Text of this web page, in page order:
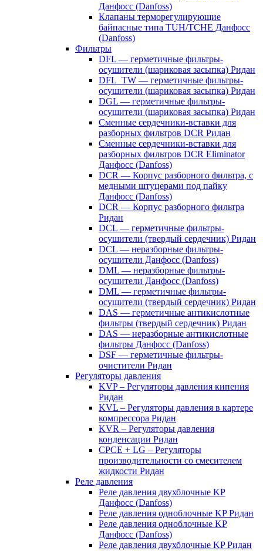
Данфосс (Danfoss)
Клапаны терморегулирующие
байпасные типа TUH/TCHE Данфосс
(Danfoss)
Фильтры
DFL — герметичные фильтры-
осушители (шариковая засыпка) Ридан
DFL_TW — герметичные фильтры-
осушители (шариковая засыпка) Ридан
DGL — герметичные фильтры-
осушители (шариковая засыпка) Ридан
Сменные сердечники-вставки для
разборных фильтров DCR Ридан
Сменные сердечники-вставки для
разборных фильтров DCR Eliminator
Данфосс (Danfoss)
DCR — Корпус разборного фильтра, с
медными штуцерами под пайку
Данфосс (Danfoss)
DCR — Корпус разборного фильтра
Ридан
DCL — герметичные фильтры-
осушители (твердый сердечник) Ридан
DCL — неразборные фильтры-
осушители Данфосс (Danfoss)
DML — неразборные фильтры-
осушители Данфосс (Danfoss)
DML — герметичные фильтры-
осушители (твердый сердечник) Ридан
DAS — герметичные антикислотные
фильтры (твердый сердечник) Ридан
DAS — неразборные антикислотные
фильтры Данфосс (Danfoss)
DSF — герметичные фильтры-
очистители Ридан
Регуляторы давления
KVP – Регуляторы давления кипения
Ридан
KVL – Регуляторы давления в картере
компрессора Ридан
KVR – Регуляторы давления
конденсации Ридан
CPCE + LG – Регуляторы
производительности со смесителем
жидкости Ридан
Реле давления
Реле давления двухблочные KP
Данфосс (Danfoss)
Реле давления одноблочные KP Ридан
Реле давления одноблочные KP
Данфосс (Danfoss)
Реле давления двухблочные KP Ридан